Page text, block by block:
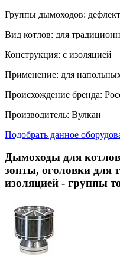
Группы дымоходов:
Вид котлов: для
Конструкция: с изоляцией
Применение: для
Происхождение бренда:
Производитель: Вулкан
Подобрать данное
Дымоходы для
зонты, оголовки для
изоляцией - группы